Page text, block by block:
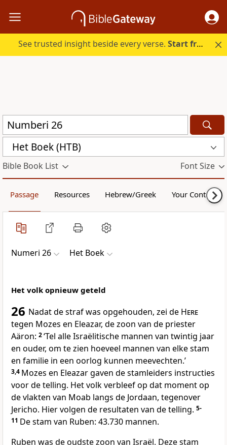
See trusted insight beside every verse.Start free.
Het Boek (HTB)
Bible Book List Font Size
Passage Resources Hebrew/Greek Your Content
Numeri 26 Het Boek
Het volk opnieuw geteld
26 Nadat de straf was opgehouden, zei de Here
tegen Mozes en Eleazar, de zoon van de priester
Aäron: 2‘Tel alle Israëlitische mannen van twintig jaar
en ouder, om te zien hoeveel mannen van elke stam
en familie in een oorlog kunnen meevechten.’
3,4 Mozes en Eleazar gaven de stamleiders instructies
voor de telling. Het volk verbleef op dat moment op
de vlakten van Moab langs de Jordaan, tegenover
Jericho. Hier volgen de resultaten van de telling. 5-
11 De stam van Ruben: 43.730 mannen.
Ruben was de oudste zoon van Israël. Deze stam